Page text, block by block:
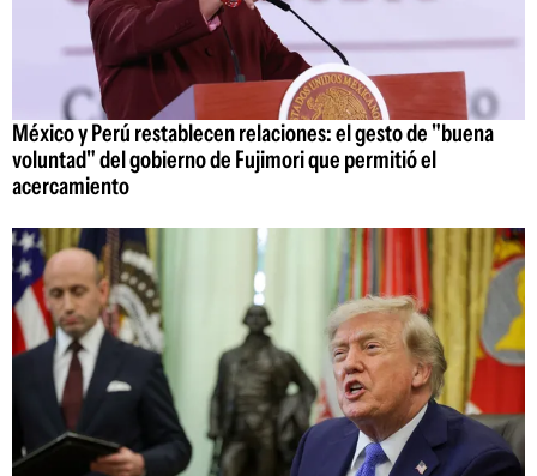
México y Perú restablecen relaciones: el gesto de "buena
voluntad" del gobierno de Fujimori que permitió el
acercamiento